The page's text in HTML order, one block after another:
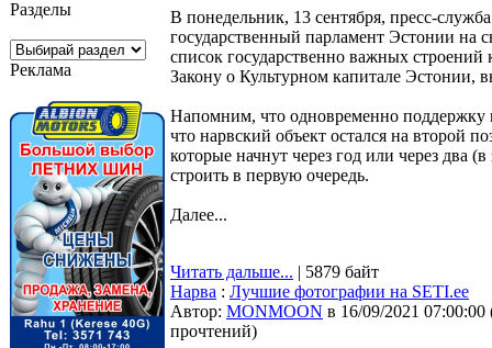
Разделы
Реклама
В понедельник, 13 сентября, пресс-
государственный парламент Эстонии на
список государственно важных строений
Закону о Культурном капитале Эстонии,
Напомним, что одновременно поддержку
что нарвский объект остался на второй
которые начнут через год или через два
строить в первую очередь.
Далее...
Читать дальше... | 5879 байт
Нарва : Лучшие фотографии на SETI.ee
Автор: MONMOON в 16/09/2021 07:00:00
прочтений)